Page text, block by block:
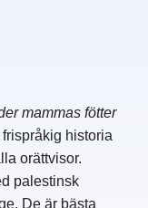
mammas fötter
historia
orättvisor.
palestinsk
De är bästa